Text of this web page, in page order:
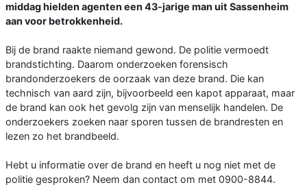
middag hielden agenten een 43-jarige man uit Sassenheim
aan voor betrokkenheid.
Bij de brand raakte niemand gewond. De politie vermoedt
brandstichting. Daarom onderzoeken forensisch
brandonderzoekers de oorzaak van deze brand. Die kan
technisch van aard zijn, bijvoorbeeld een kapot apparaat, maar
de brand kan ook het gevolg zijn van menselijk handelen. De
onderzoekers zoeken naar sporen tussen de brandresten en
lezen zo het brandbeeld.
Hebt u informatie over de brand en heeft u nog niet met de
politie gesproken? Neem dan contact om met 0900-8844.